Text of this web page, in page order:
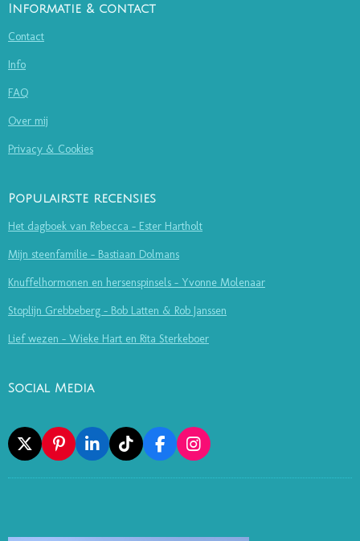
Informatie & contact
Contact
Info
FAQ
Over mij
Privacy & Cookies
Populairste recensies
Het dagboek van Rebecca - Ester Hartholt
Mijn steenfamilie - Bastiaan Dolmans
Knuffelhormonen en hersenspinsels - Yvonne Molenaar
Stoplijn Grebbeberg - Bob Latten & Rob Janssen
Lief wezen - Wieke Hart en Rita Sterkeboer
Social Media
X
P
I
N
L
I
N
T
I
K
F
A
C
I
N
S